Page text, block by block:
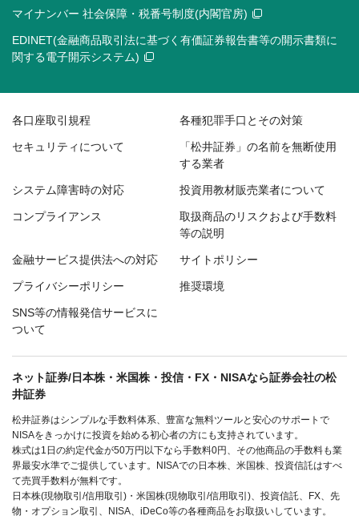
マイナンバー 社会保障・税番号制度(内閣官房)
EDINET(金融商品取引法に基づく有価証券報告書等の開示書類に
関する電子開示システム)
各口座取引規程 各種犯罪手口とその対策
セキュリティについて
「松井証券」の名前を無断使用
する業者
システム障害時の対応 投資用教材販売業者について
コンプライアンス
取扱商品のリスクおよび手数料
等の説明
金融サービス提供法への対応 サイトポリシー
プライバシーポリシー 推奨環境
SNS等の情報発信サービスに
ついて
ネット証券/日本株・米国株・投信・FX・NISAなら証券会社の松
井証券
松井証券はシンプルな手数料体系、豊富な無料ツールと安心のサポートで
NISAをきっかけに投資を始める初心者の方にも支持されています。
株式は1日の約定代金が50万円以下なら手数料0円、その他商品の手数料も業
界最安水準でご提供しています。NISAでの日本株、米国株、投資信託はすべ
て売買手数料が無料です。
日本株(現物取引/信用取引)・米国株(現物取引/信用取引)、投資信託、FX、先
物・オプション取引、NISA、iDeCo等の各種商品をお取扱いしています。